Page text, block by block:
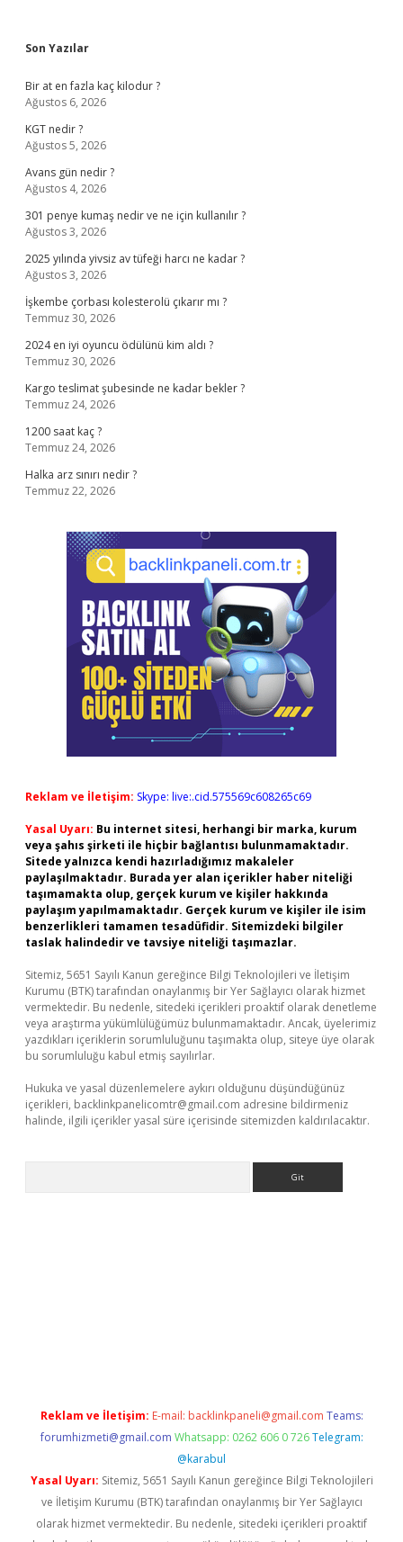
Sidebar
Son Yazılar
Bir at en fazla kaç kilodur ?
Ağustos 6, 2026
KGT nedir ?
Ağustos 5, 2026
Avans gün nedir ?
Ağustos 4, 2026
301 penye kumaş nedir ve ne için kullanılır ?
Ağustos 3, 2026
2025 yılında yivsiz av tüfeği harcı ne kadar ?
Ağustos 3, 2026
İşkembe çorbası kolesterolü çıkarır mı ?
Temmuz 30, 2026
2024 en iyi oyuncu ödülünü kim aldı ?
Temmuz 30, 2026
Kargo teslimat şubesinde ne kadar bekler ?
Temmuz 24, 2026
1200 saat kaç ?
Temmuz 24, 2026
Halka arz sınırı nedir ?
Temmuz 22, 2026
Reklam ve İletişim: Skype: live:.cid.575569c608265c69
Yasal Uyarı: Bu internet sitesi, herhangi bir marka, kurum
veya şahıs şirketi ile hiçbir bağlantısı bulunmamaktadır.
Sitede yalnızca kendi hazırladığımız makaleler
paylaşılmaktadır. Burada yer alan içerikler haber niteliği
taşımamakta olup, gerçek kurum ve kişiler hakkında
paylaşım yapılmamaktadır. Gerçek kurum ve kişiler ile isim
benzerlikleri tamamen tesadüfidir. Sitemizdeki bilgiler
taslak halindedir ve tavsiye niteliği taşımazlar.
Sitemiz, 5651 Sayılı Kanun gereğince Bilgi Teknolojileri ve İletişim
Kurumu (BTK) tarafından onaylanmış bir Yer Sağlayıcı olarak hizmet
vermektedir. Bu nedenle, sitedeki içerikleri proaktif olarak denetleme
veya araştırma yükümlülüğümüz bulunmamaktadır. Ancak, üyelerimiz
yazdıkları içeriklerin sorumluluğunu taşımakta olup, siteye üye olarak
bu sorumluluğu kabul etmiş sayılırlar.
Hukuka ve yasal düzenlemelere aykırı olduğunu düşündüğünüz
içerikleri, backlinkpanelicomtr@gmail.com adresine bildirmeniz
halinde, ilgili içerikler yasal süre içerisinde sitemizden kaldırılacaktır.
Reklam ve İletişim: E-mail: backlinkpaneli@gmail.com Teams:
forumhizmeti@gmail.com Whatsapp: 0262 606 0 726 Telegram:
@karabul
Yasal Uyarı: Sitemiz, 5651 Sayılı Kanun gereğince Bilgi Teknolojileri
ve İletişim Kurumu (BTK) tarafından onaylanmış bir Yer Sağlayıcı
olarak hizmet vermektedir. Bu nedenle, sitedeki içerikleri proaktif